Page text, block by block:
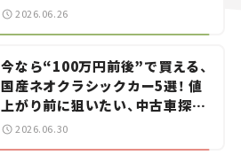
2026.06.26
今なら“100万円前後”で買える、
国産ネオクラシックカー5選！ 値
上がり前に狙いたい、中古車探し
をお手伝い――ちょっとイケてるマ
イカー選び #02
2026.06.30